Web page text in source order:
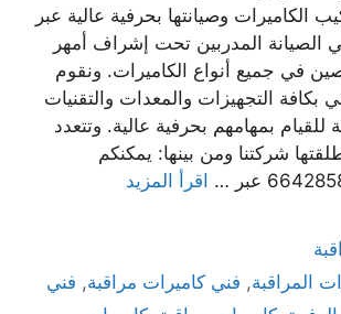
الكاميرات وصيانتها بحرفية عالية عبر
الصيانة المدربين تحت إشراف أمهر
في جميع أنواع الكاميرات. ونقوم
بكافة التجهيزات والمعدات والتقنيات
للقيام بمهامهم بحرفية عالية. وتتعدد
شركتنا ومن بينها: يمكنكم
اقرأ المزيد
المراقبة, فني كاميرات مراقبة, فني